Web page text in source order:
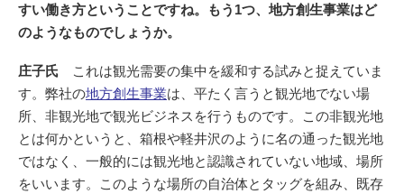
すい働き方ということですね。もう1つ、地方創生事業はど
のようなものでしょうか。
庄子氏 これは観光需要の集中を緩和する試みと捉えていま
す。弊社の地方創生事業は、平たく言うと観光地でない場
所、非観光地で観光ビジネスを行うものです。この非観光地
とは何かというと、箱根や軽井沢のように名の通った観光地
ではなく、一般的には観光地と認識されていない地域、場所
をいいます。このような場所の自治体とタッグを組み、既存